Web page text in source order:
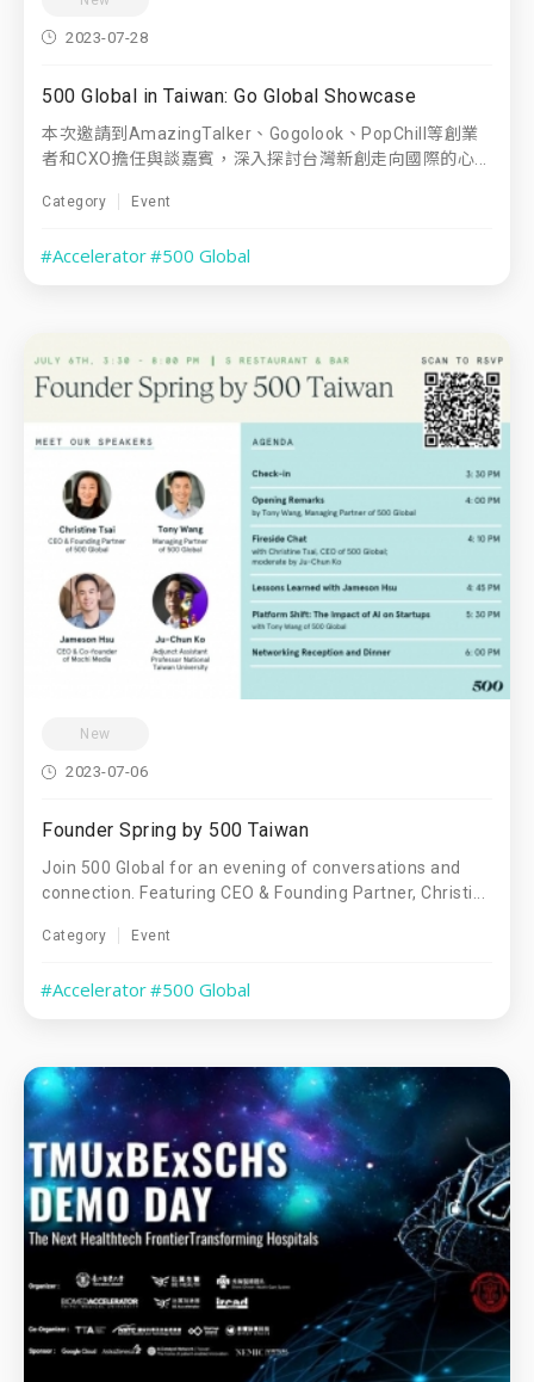
2023-07-28
500 Global in Taiwan: Go Global Showcase
本次邀請到AmazingTalker、Gogolook、PopChill等創業
者和CXO擔任與談嘉賓，深入探討台灣新創走向國際的心...
Category Event
#Accelerator#500 Global
New
2023-07-06
Founder Spring by 500 Taiwan
Join 500 Global for an evening of conversations and
connection. Featuring CEO & Founding Partner, Christi...
Category Event
#Accelerator#500 Global